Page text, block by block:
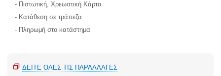
- Πιστωτική, Χρεωστική Κάρτα
- Κατάθεση σε τράπεζα
- Πληρωμή στο κατάστημα
ΔΕΊΤΕ ΌΛΕΣ ΤΙΣ ΠΑΡΑΛΛΑΓΈΣ